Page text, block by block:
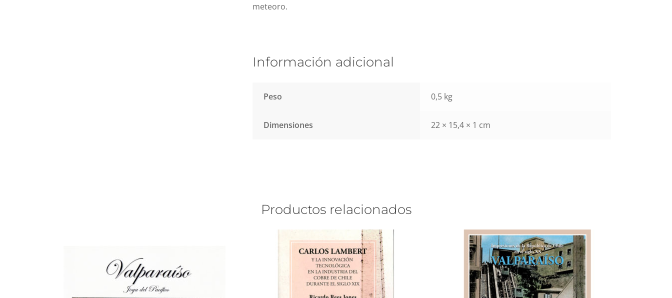
meteoro.
Información adicional
Peso 0,5 kg
Dimensiones 22 × 15,4 × 1 cm
Productos relacionados